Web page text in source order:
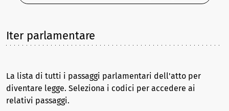
Iter parlamentare
La lista di tutti i passaggi parlamentari dell'atto per
diventare legge. Seleziona i codici per accedere ai
relativi passaggi.